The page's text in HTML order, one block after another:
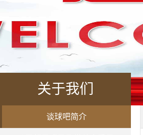
关于我们
谈球吧简介